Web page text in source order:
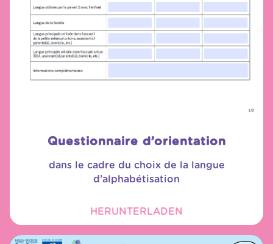
Questionnaire d’orientation
dans le cadre du choix de la langue
d’alphabétisation
HERUNTERLADEN